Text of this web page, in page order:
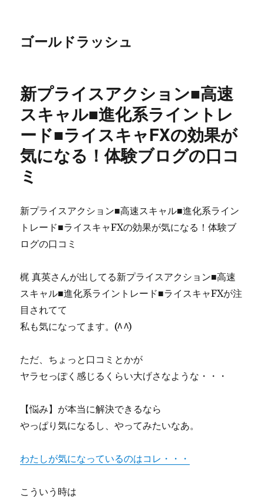
ゴールドラッシュ
新プライスアクション■高速
スキャル■進化系ライントレ
ード■ライスキャFXの効果が
気になる！体験ブログの口コ
ミ
新プライスアクション■高速スキャル■進化系ライン
トレード■ライスキャFXの効果が気になる！体験ブ
ログの口コミ
梶 真英さんが出してる新プライスアクション■高速
スキャル■進化系ライントレード■ライスキャFXが注
目されてて
私も気になってます。(^^)ゞ
ただ、ちょっと口コミとかが
ヤラセっぽく感じるくらい大げさなような・・・
【悩み】が本当に解決できるなら
やっぱり気になるし、やってみたいなあ。
わたしが気になっているのはコレ・・・
こういう時は